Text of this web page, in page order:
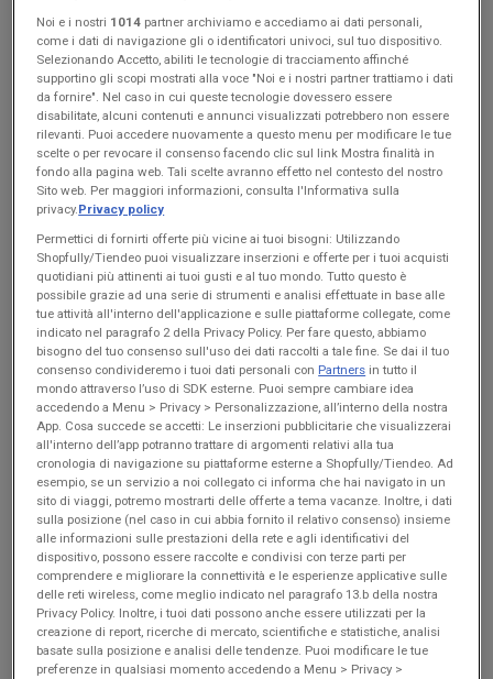
Borgoricco
NUOVO
Famila Market
Buon Ferragosto
Scade il 19/08 Borgoricco
Max Supermercati
Buon Ferragosto
Scade il 19/08 Borgoricco
NUOVO NUOVO
Noi e i nostri 1014 partner archiviamo e accediamo ai dati personali,
come i dati di navigazione gli o identificatori univoci, sul tuo dispositivo.
Selezionando Accetto, abiliti le tecnologie di tracciamento affinché
supportino gli scopi mostrati alla voce "Noi e i nostri partner trattiamo i dati
da fornire". Nel caso in cui queste tecnologie dovessero essere
disabilitate, alcuni contenuti e annunci visualizzati potrebbero non essere
rilevanti. Puoi accedere nuovamente a questo menu per modificare le tue
scelte o per revocare il consenso facendo clic sul link Mostra finalità in
fondo alla pagina web. Tali scelte avranno effetto nel contesto del nostro
Sito web. Per maggiori informazioni, consulta l'Informativa sulla
privacy.Privacy policy
Permettici di fornirti offerte più vicine ai tuoi bisogni: Utilizzando
Shopfully/Tiendeo puoi visualizzare inserzioni e offerte per i tuoi acquisti
quotidiani più attinenti ai tuoi gusti e al tuo mondo. Tutto questo è
possibile grazie ad una serie di strumenti e analisi effettuate in base alle
tue attività all'interno dell'applicazione e sulle piattaforme collegate, come
indicato nel paragrafo 2 della Privacy Policy. Per fare questo, abbiamo
bisogno del tuo consenso sull'uso dei dati raccolti a tale fine. Se dai il tuo
consenso condivideremo i tuoi dati personali con Partners in tutto il
mondo attraverso l’uso di SDK esterne. Puoi sempre cambiare idea
accedendo a Menu > Privacy > Personalizzazione, all’interno della nostra
App. Cosa succede se accetti: Le inserzioni pubblicitarie che visualizzerai
all'interno dell’app potranno trattare di argomenti relativi alla tua
cronologia di navigazione su piattaforme esterne a Shopfully/Tiendeo. Ad
esempio, se un servizio a noi collegato ci informa che hai navigato in un
sito di viaggi, potremo mostrarti delle offerte a tema vacanze. Inoltre, i dati
sulla posizione (nel caso in cui abbia fornito il relativo consenso) insieme
alle informazioni sulle prestazioni della rete e agli identificativi del
dispositivo, possono essere raccolte e condivisi con terze parti per
comprendere e migliorare la connettività e le esperienze applicative sulle
delle reti wireless, come meglio indicato nel paragrafo 13.b della nostra
Privacy Policy. Inoltre, i tuoi dati possono anche essere utilizzati per la
creazione di report, ricerche di mercato, scientifiche e statistiche, analisi
basate sulla posizione e analisi delle tendenze. Puoi modificare le tue
preferenze in qualsiasi momento accedendo a Menu > Privacy >